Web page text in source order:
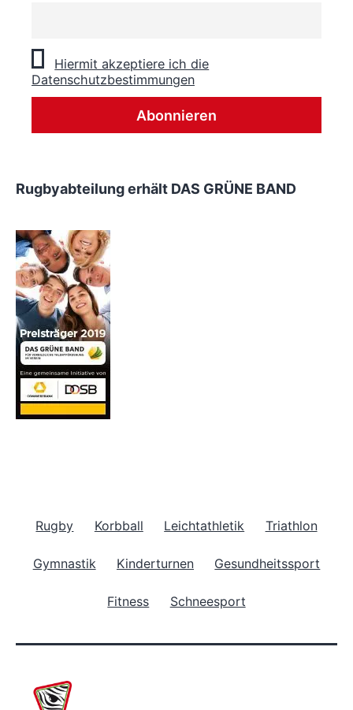
Hiermit akzeptiere ich die
Datenschutzbestimmungen
Rugbyabteilung erhält DAS GRÜNE BAND
Rugby Korbball Leichtathletik Triathlon
Gymnastik Kinderturnen Gesundheitssport
Fitness Schneesport